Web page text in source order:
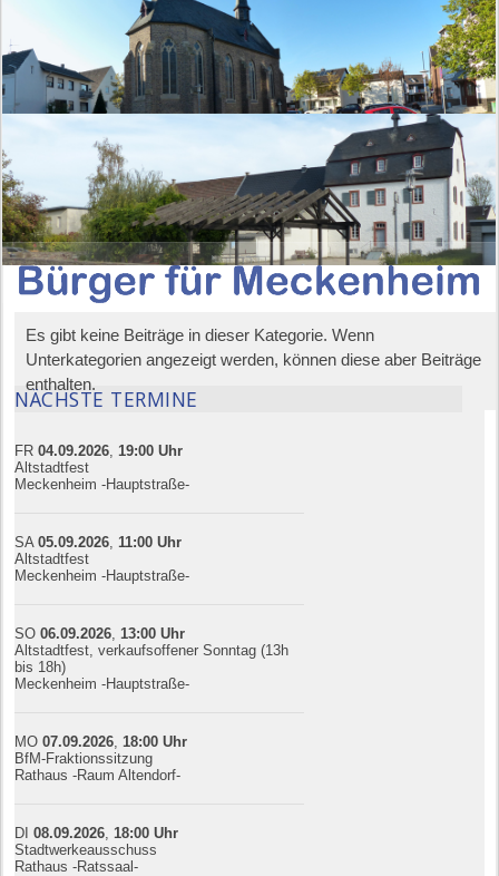
Es gibt keine Beiträge in dieser Kategorie. Wenn
Unterkategorien angezeigt werden, können diese aber Beiträge
enthalten.
NÄCHSTE TERMINE
FR04.09.2026 19:00 Uhr
Altstadtfest
Meckenheim -Hauptstraße-
SA05.09.2026 11:00 Uhr
Altstadtfest
Meckenheim -Hauptstraße-
SO06.09.2026 13:00 Uhr
Altstadtfest, verkaufsoffener Sonntag (13h
bis 18h)
Meckenheim -Hauptstraße-
MO07.09.2026 18:00 Uhr
BfM-Fraktionssitzung
Rathaus -Raum Altendorf-
DI08.09.2026 18:00 Uhr
Stadtwerkeausschuss
Rathaus -Ratssaal-